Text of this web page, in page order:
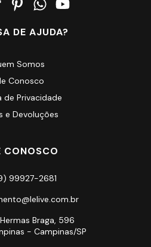
DE AJUDA?
Somos
Conosco
de Privacidade
e Devoluções
CONOSCO
99927-2681
Hermas Braga, 596
- Campinas/SP